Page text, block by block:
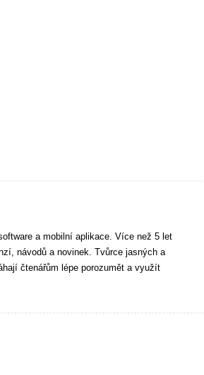
a mobilní aplikace. Více než 5 let
návodů a novinek. Tvůrce jasných a
čtenářům lépe porozumět a využít